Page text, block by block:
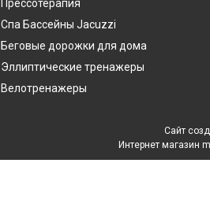
Прессотерапия
Спа Бассейны Jacuzzi
Беговые дорожки для дома
Эллиптические тренажеры
Велотренажеры
Сайт